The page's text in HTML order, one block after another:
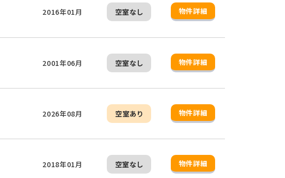
2016年01月 空室なし 物件詳細
2001年06月 空室なし 物件詳細
2026年08月 空室あり 物件詳細
2018年01月 空室なし 物件詳細